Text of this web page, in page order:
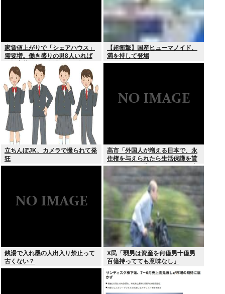
家賃値上がりで「シェアハウス」
需要増。働き盛りの男8人いれば
一軒家暮らしも余裕で毎日楽しい
【超衝撃】国産ヒューマノイド、
満を持して登場
立ちんぼJK、カメラで撮られて発
狂
高市「外国人が増える日本で、永
住権を与えられたら生活保護を貰
うなんて人が増えては困る。日本
人以上の水準の人のみ許可しま
す」
銭湯で入れ墨の人出入り禁止って
古くない？
X民「弱男は資産を何億男十億男
百億持ってても意味なし」